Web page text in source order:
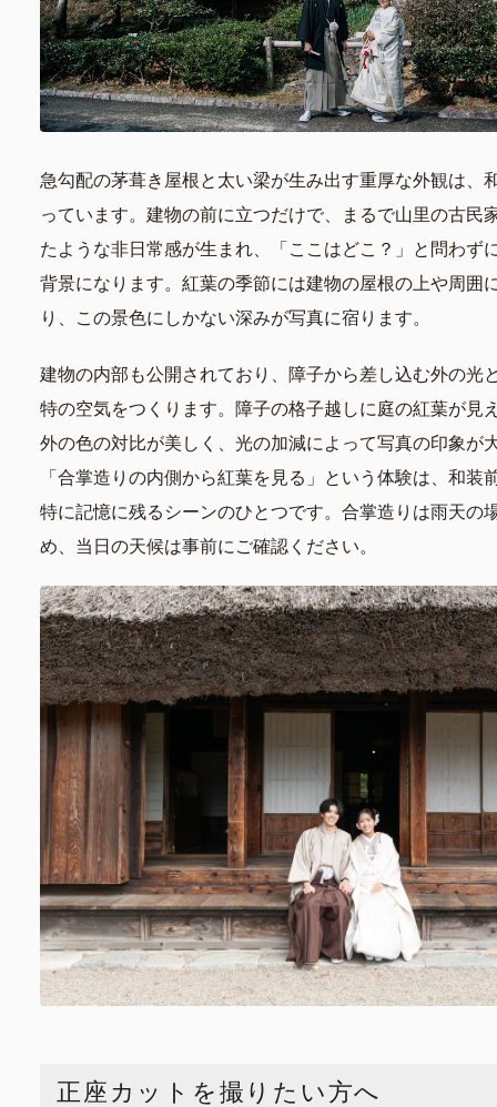
急勾配の茅葺き屋根と太い梁が生み出す重厚な外観は、
っています。建物の前に立つだけで、まるで山里の古民
たような非日常感が生まれ、「ここはどこ？」と問わず
背景になります。紅葉の季節には建物の屋根の上や周囲
り、この景色にしかない深みが写真に宿ります。
建物の内部も公開されており、障子から差し込む外の光
特の空気をつくります。障子の格子越しに庭の紅葉が見
外の色の対比が美しく、光の加減によって写真の印象が
「合掌造りの内側から紅葉を見る」という体験は、和装
特に記憶に残るシーンのひとつです。合掌造りは雨天の
め、当日の天候は事前にご確認ください。
正座カットを撮りたい方へ